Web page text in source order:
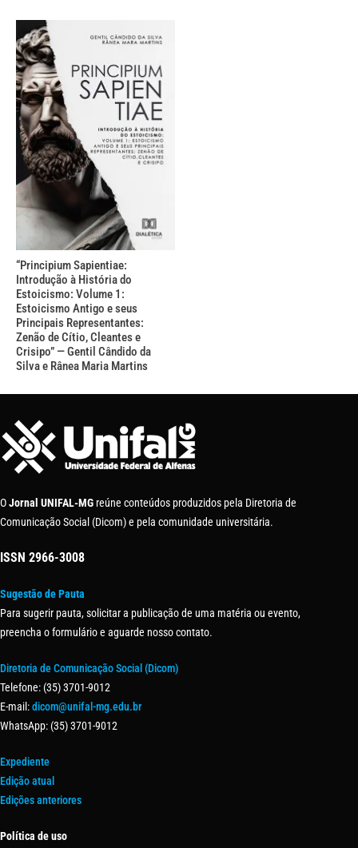
“Principium Sapientiae:
Introdução à História do
Estoicismo: Volume 1:
Estoicismo Antigo e seus
Principais Representantes:
Zenão de Cítio, Cleantes e
Crisipo” — Gentil Cândido da
Silva e Rânea Maria Martins
OJornal UNIFAL-MG reúne conteúdos produzidos pela Diretoria de
Comunicação Social (Dicom) e pela comunidade universitária.
ISSN 2966-3008
Sugestão de Pauta
Para sugerir pauta, solicitar a publicação de uma matéria ou evento,
preencha o formulário e aguarde nosso contato.
Diretoria de Comunicação Social (Dicom)
Telefone: (35) 3701-9012
E-mail:dicom@unifal-mg.edu.br
WhatsApp: (35) 3701-9012
Expediente
Edição atual
Edições anteriores
Política de uso